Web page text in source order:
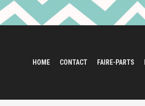
HOME CONTACT FAIRE-PARTS